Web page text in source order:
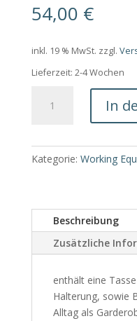
54,00 €
inkl. 19 % MwSt. zzgl.
Lieferzeit: 2-4 Wochen
Trail
In
Kategorie: Working
Beschreibung
Zusätzliche
enthält eine
Halterung, sowie
Alltag als